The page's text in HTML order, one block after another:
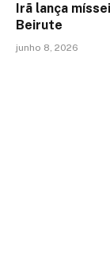
Irã lança
Beirute
junho 8, 2026